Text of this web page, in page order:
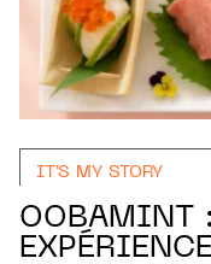
IT'S MY STORY
OOBAMINT :